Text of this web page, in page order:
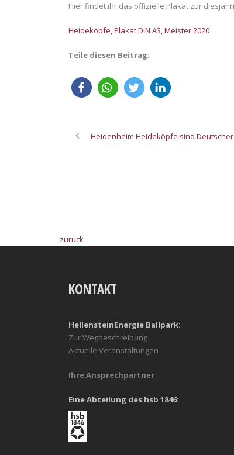
Hier findet ihr das offizielle Plakat zur
Heideköpfe, Plakat DIN A3, Meister 2020
Teile diesen Beitrag:
Heidenheim Heideköpfe sind
zurück
KONTAKT
HellensteinEnergie Ballpark:
Zur Wegbeschreibung
Aktuelle Veranstaltungen
Ihre Ansprechpartner
Eine Abteilung des hsb 1846: